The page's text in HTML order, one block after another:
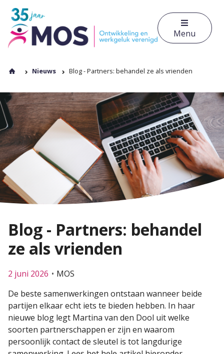
Menu
Nieuws Blog - Partners: behandel ze als vrienden
Blog - Partners: behandel
ze als vrienden
2 juni 2026
MOS
De beste samenwerkingen ontstaan wanneer beide
partijen elkaar echt iets te bieden hebben. In haar
nieuwe blog legt Martina van den Dool uit welke
soorten partnerschappen er zijn en waarom
persoonlijk contact de sleutel is tot langdurige